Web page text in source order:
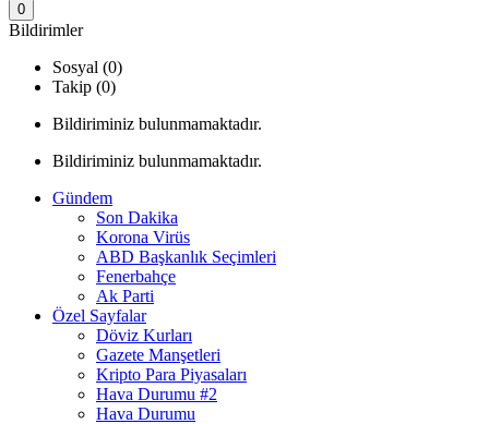
0
Bildirimler
Sosyal (0)
Takip (0)
Bildiriminiz bulunmamaktadır.
Bildiriminiz bulunmamaktadır.
Gündem
Son Dakika
Korona Virüs
ABD Başkanlık Seçimleri
Fenerbahçe
Ak Parti
Özel Sayfalar
Döviz Kurları
Gazete Manşetleri
Kripto Para Piyasaları
Hava Durumu #2
Hava Durumu